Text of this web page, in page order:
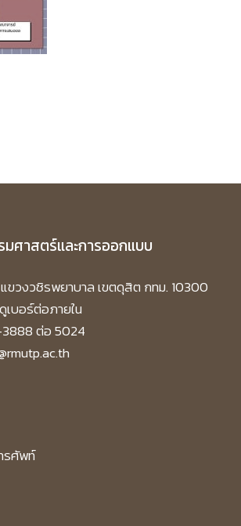
ศาสตร์และการออกแบบ
ขวงวชิรพยาบาล เขตดุสิต กทม. 10300
บอร์ต่อภายใน
ต่อ 5024
รศัพท์